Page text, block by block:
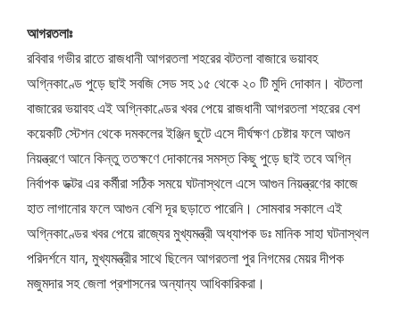
আগরতলাঃ
রবিবার গভীর রাতে রাজধানী আগরতলা শহরের বটতলা বাজারে ভয়াবহ
অগ্নিকাণ্ডে পুড়ে ছাই সবজি সেড সহ ১৫ থেকে ২০ টি মুদি দোকান। বটতলা
বাজারের ভয়াবহ এই অগ্নিকাণ্ডের খবর পেয়ে রাজধানী আগরতলা শহরের বেশ
কয়েকটি স্টেশন থেকে দমকলের ইঞ্জিন ছুটে এসে দীর্ঘক্ষণ চেষ্টার ফলে আগুন
নিয়ন্ত্রণে আনে কিন্তু ততক্ষণে দোকানের সমস্ত কিছু পুড়ে ছাই তবে অগ্নি
নির্বাপক ডক্টর এর কর্মীরা সঠিক সময়ে ঘটনাস্থলে এসে আগুন নিয়ন্ত্রণের কাজে
হাত লাগানোর ফলে আগুন বেশি দূর ছড়াতে পারেনি। সোমবার সকালে এই
অগ্নিকাণ্ডের খবর পেয়ে রাজ্যের মুখ্যমন্ত্রী অধ্যাপক ডঃ মানিক সাহা ঘটনাস্থল
পরিদর্শনে যান, মুখ্যমন্ত্রীর সাথে ছিলেন আগরতলা পুর নিগমের মেয়র দীপক
মজুমদার সহ জেলা প্রশাসনের অন্যান্য আধিকারিকরা।